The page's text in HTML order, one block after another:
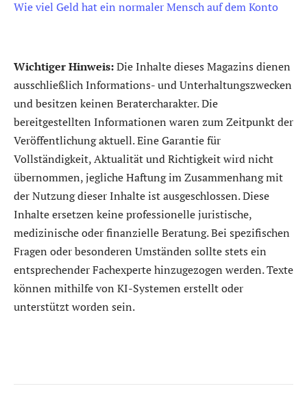
Wie viel Geld hat ein normaler Mensch auf dem Konto
Wichtiger Hinweis:Die Inhalte dieses Magazins dienen
ausschließlich Informations- und Unterhaltungszwecken
und besitzen keinen Beratercharakter. Die
bereitgestellten Informationen waren zum Zeitpunkt der
Veröffentlichung aktuell. Eine Garantie für
Vollständigkeit, Aktualität und Richtigkeit wird nicht
übernommen, jegliche Haftung im Zusammenhang mit
der Nutzung dieser Inhalte ist ausgeschlossen. Diese
Inhalte ersetzen keine professionelle juristische,
medizinische oder finanzielle Beratung. Bei spezifischen
Fragen oder besonderen Umständen sollte stets ein
entsprechender Fachexperte hinzugezogen werden. Texte
können mithilfe von KI-Systemen erstellt oder
unterstützt worden sein.